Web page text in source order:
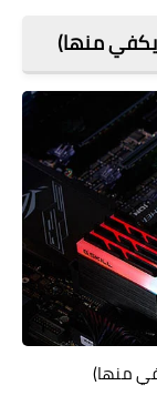
يكفي منها)
منها)